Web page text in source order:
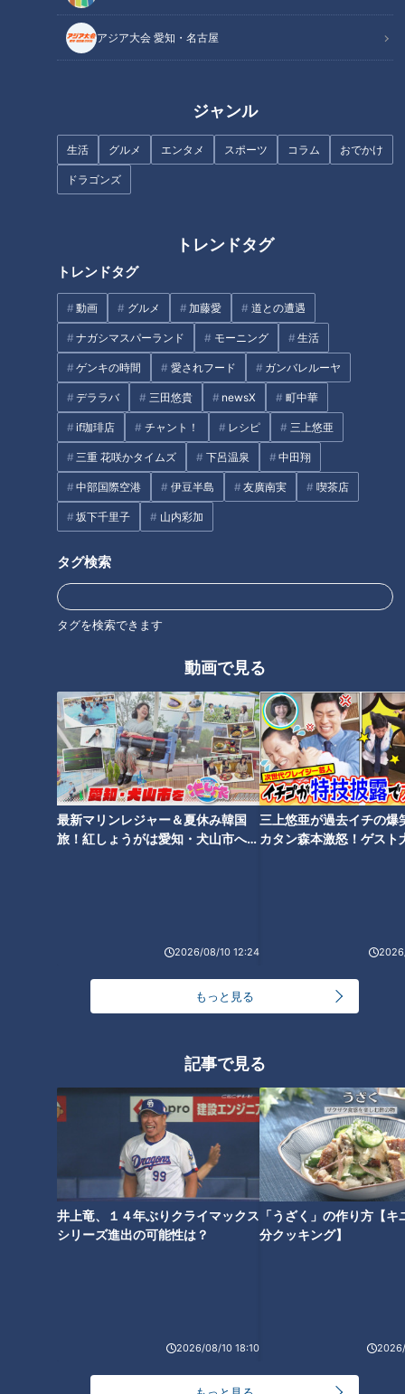
アジア大会 愛知・名古屋
ジャンル
生活 グルメ エンタメ スポーツ コラム おでかけ
ドラゴンズ
トレンドタグ
トレンドタグ
動画 グルメ 加藤愛 道との遭遇
ナガシマスパーランド モーニング 生活
ゲンキの時間 愛されフード ガンバレルーヤ
デララバ 三田悠貴 newsX 町中華
if珈琲店 チャント！ レシピ 三上悠亜
三重 花咲かタイムズ 下呂温泉 中田翔
中部国際空港 伊豆半島 友廣南実 喫茶店
坂下千里子 山内彩加
タグ検索
タグを検索できます
動画で見る
最新マリンレジャー＆夏休み韓国
旅！紅しょうがは愛知・犬山市へ
2026/08/10 12:24
三上悠亜が過去イチの爆
カタン森本激怒！ゲスト
もっと見る
記事で見る
井上竜、１４年ぶりクライマックス
シリーズ進出の可能性は？
2026/08/10 18:10
「うざく」の作り方【キ
分クッキング】
鍋に丸ごとみかん！？初めての「みかん鍋」に感
CBCテレビ『道との遭遇』
山口県光市にある「しお活 バレルサウナ」でサウナを満喫し
た三田は、再び出発。
（グラビアアイドル・三田悠貴）
「わぁ、おっきい橋！あの橋渡ったら、おいしそうな食べ物あ
見えてきたのは、周防大島の玄関口「大島大橋」。本州から島
へ向かって、絶景を楽しみながら爽快にドライブします。
（グラビアアイドル・三田悠貴）
「右も左も海がキレイに見える！」
を発見！山海の幸がいただける「食事処 竜崎温泉ちどり」に
立ち寄ります。
三田は、さっそく「みかん鍋」（1人前2500円）を注文。みか
（グラビアアイドル・三田悠貴）
「わぁ！みかんが入ってる。やばっ！これ、本物のみかん？」
鍋の中には、皮に「鍋奉行御用達」の焼き印が押されたみかん
が丸ごと入っていてびっくり！皮ごと食べられるとのことで、
みかんにかぶりついてみると…
い」と感激しっぱなしの三田なのでした。